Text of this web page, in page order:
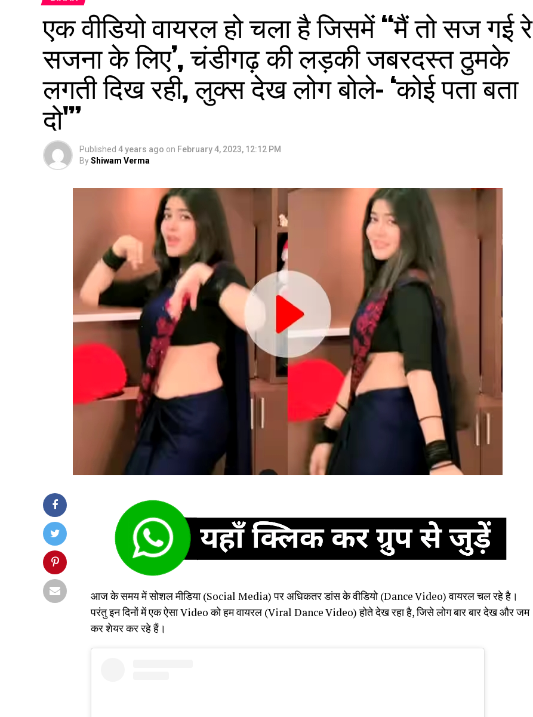
एक वीडियो वायरल हो चला है जिसमें “मैं तो सज गई रे
सजना के लिए’, चंडीगढ़ की लड़की जबरदस्त ठुमके
लगती दिख रही, लुक्स देख लोग बोले- ‘कोई पता बता
दो'”
Published 4 years ago on February 4, 2023, 12:12 PM
ByShiwam Verma
आज के समय में सोशल मीडिया (Social Media) पर अधिकतर डांस के वीडियो (Dance Video) वायरल चल रहे है।
परंतु इन दिनों में एक ऐसा Video को हम वायरल (Viral Dance Video) होते देख रहा है, जिसे लोग बार बार देख और जम
कर शेयर कर रहे हैं।